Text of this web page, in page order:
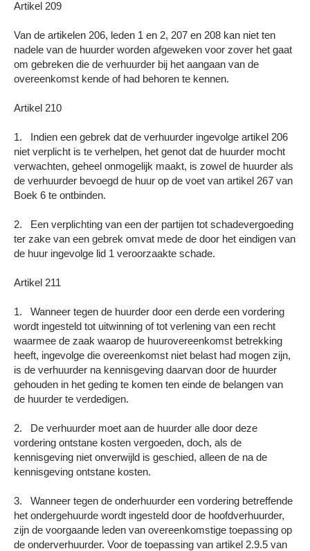
Artikel 209
Van de artikelen 206, leden 1 en 2, 207 en 208 kan niet ten
nadele van de huurder worden afgeweken voor zover het gaat
om gebreken die de verhuurder bij het aangaan van de
overeenkomst kende of had behoren te kennen.
Artikel 210
1. Indien een gebrek dat de verhuurder ingevolge artikel 206
niet verplicht is te verhelpen, het genot dat de huurder mocht
verwachten, geheel onmogelijk maakt, is zowel de huurder als
de verhuurder bevoegd de huur op de voet van artikel 267 van
Boek 6 te ontbinden.
2. Een verplichting van een der partijen tot schadevergoeding
ter zake van een gebrek omvat mede de door het eindigen van
de huur ingevolge lid 1 veroorzaakte schade.
Artikel 211
1. Wanneer tegen de huurder door een derde een vordering
wordt ingesteld tot uitwinning of tot verlening van een recht
waarmee de zaak waarop de huurovereenkomst betrekking
heeft, ingevolge die overeenkomst niet belast had mogen zijn,
is de verhuurder na kennisgeving daarvan door de huurder
gehouden in het geding te komen ten einde de belangen van
de huurder te verdedigen.
2. De verhuurder moet aan de huurder alle door deze
vordering ontstane kosten vergoeden, doch, als de
kennisgeving niet onverwijld is geschied, alleen de na de
kennisgeving ontstane kosten.
3. Wanneer tegen de onderhuurder een vordering betreffende
het ondergehuurde wordt ingesteld door de hoofdverhuurder,
zijn de voorgaande leden van overeenkomstige toepassing op
de onderverhuurder. Voor de toepassing van artikel 2.9.5 van